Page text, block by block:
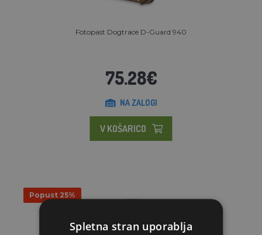
Fotopast Dogtrace D-Guard 940
75.28€
NA ZALOGI
V KOŠARICO
Popust 25%
Spletna stran uporablja